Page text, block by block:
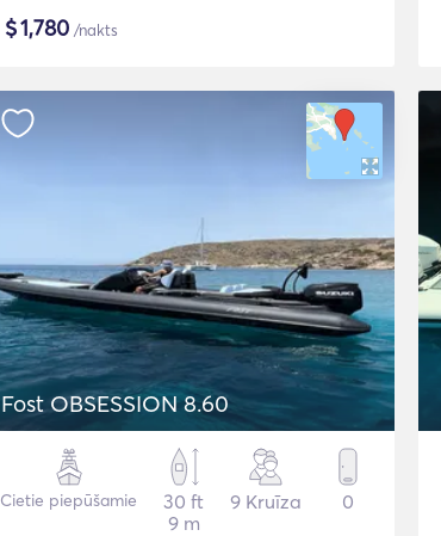
$1,780 /nakts
Fost OBSESSION 8.60
Cietie piepūšamie
30 ft
9 m
9 Kruīza 0